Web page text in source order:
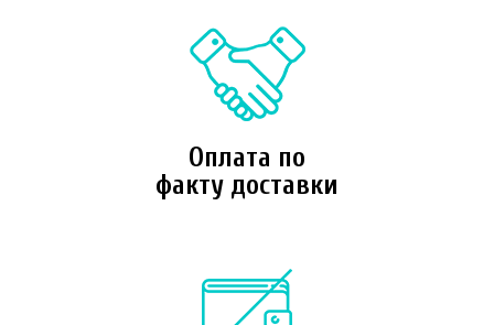
Оплата по
факту доставки